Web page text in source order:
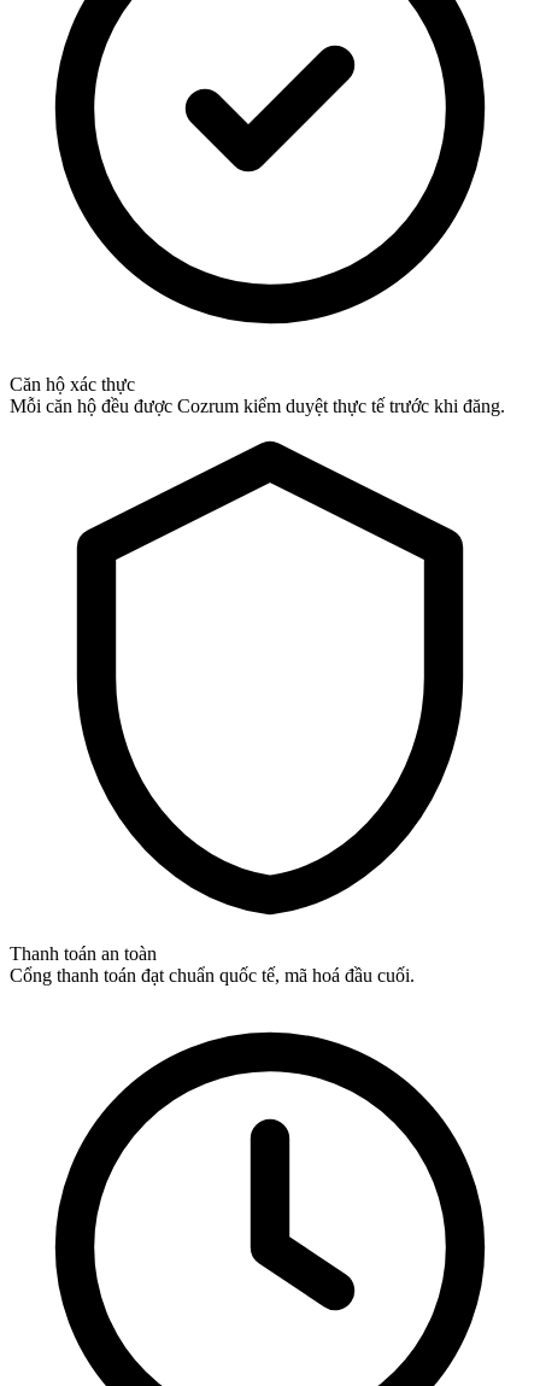
Căn hộ xác thực
Mỗi căn hộ đều được Cozrum kiểm duyệt thực tế trước khi đăng.
Thanh toán an toàn
Cổng thanh toán đạt chuẩn quốc tế, mã hoá đầu cuối.